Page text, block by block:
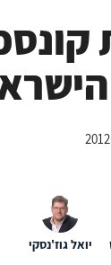
יואל גוז'נסקי